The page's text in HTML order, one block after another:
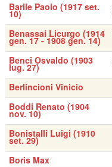
Barile Paolo (1917 set.
10)
Benassai Licurgo (1914
gen. 17 - 1908 gen. 14)
Benci Osvaldo (1903
lug. 27)
Berlincioni Vinicio
Boddi Renato (1904
nov. 10)
Bonistalli Luigi (1910
set. 29)
Boris Max